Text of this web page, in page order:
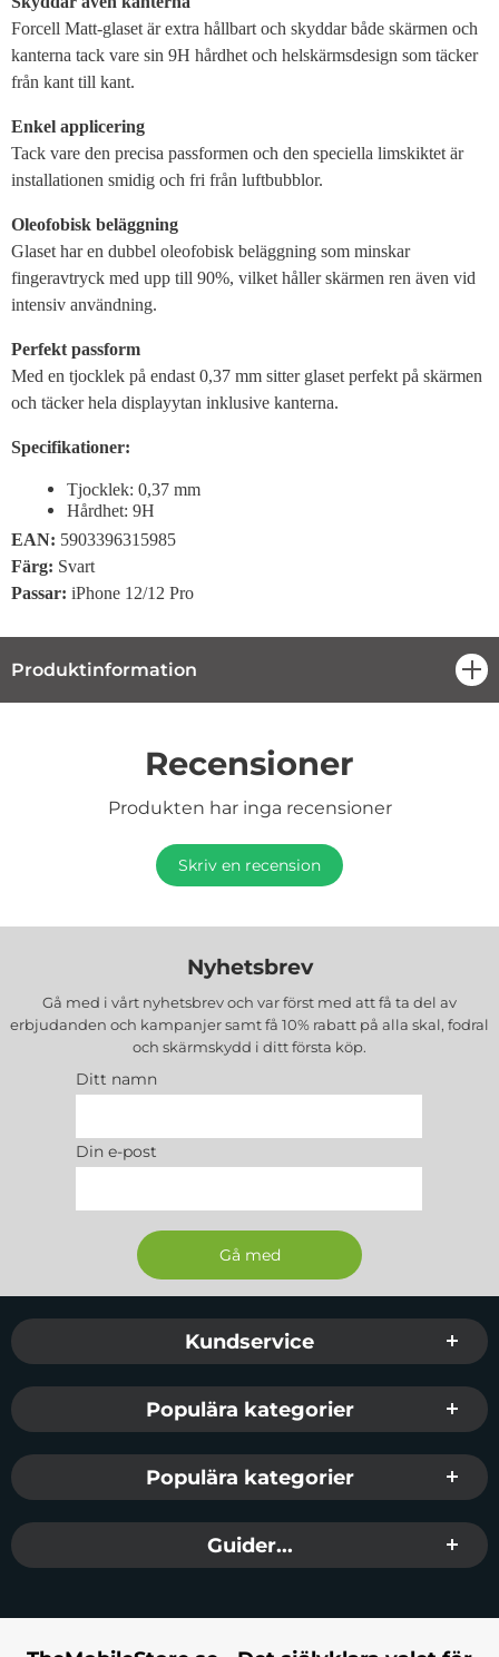
Forcell Matt-glaset är extra hållbart och skyddar både skärmen och
kanterna tack vare sin 9H hårdhet och helskärmsdesign som täcker
från kant till kant.
Enkel applicering
Tack vare den precisa passformen och den speciella limskiktet är
installationen smidig och fri från luftbubblor.
Oleofobisk beläggning
Glaset har en dubbel oleofobisk beläggning som minskar
fingeravtryck med upp till 90%, vilket håller skärmen ren även vid
intensiv användning.
Perfekt passform
Med en tjocklek på endast 0,37 mm sitter glaset perfekt på skärmen
och täcker hela displayytan inklusive kanterna.
Specifikationer:
Tjocklek: 0,37 mm
Hårdhet: 9H
EAN: 5903396315985
Färg: Svart
Passar: iPhone 12/12 Pro
Produktinformation
Recensioner
Produkten har inga recensioner
Skriv en recension
Nyhetsbrev
Gå med i vårt nyhetsbrev och var först med att få ta del av
erbjudanden och kampanjer samt få 10% rabatt på alla skal, fodral
och skärmskydd i ditt första köp.
Ditt namn
Din e-post
Sidfot Blandad info och länkar
Kundservice
Populära kategorier
Populära kategorier
Guider...